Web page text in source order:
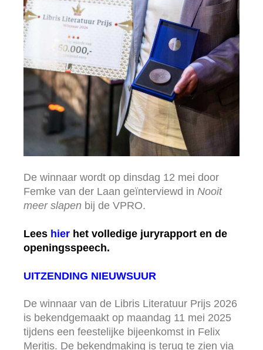
De winnaar wordt op dinsdag 12 mei door
Femke van der Laan geïnterviewd in Nooit
meer slapen bij de VPRO.
Lees hier het volledige juryrapport en de
openingsspeech.
UITZENDING NIEUWSUUR
De winnaar van de Libris Literatuur Prijs 2026
is bekendgemaakt op maandag 11 mei 2025
tijdens een feestelijke bijeenkomst in Felix
Meritis. De bekendmaking is terug te zien via